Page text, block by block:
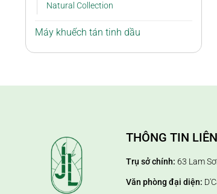
Natural Collection
Máy khuếch tán tinh dầu
THÔNG TIN
Trụ sở chính: 63 Lam
Văn phòng đại diện: